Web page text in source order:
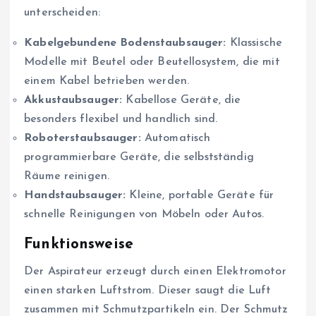
unterscheiden:
Kabelgebundene Bodenstaubsauger: Klassische
Modelle mit Beutel oder Beutellosystem, die mit
einem Kabel betrieben werden.
Akkustaubsauger: Kabellose Geräte, die
besonders flexibel und handlich sind.
Roboterstaubsauger: Automatisch
programmierbare Geräte, die selbstständig
Räume reinigen.
Handstaubsauger: Kleine, portable Geräte für
schnelle Reinigungen von Möbeln oder Autos.
Funktionsweise
Der Aspirateur erzeugt durch einen Elektromotor
einen starken Luftstrom. Dieser saugt die Luft
zusammen mit Schmutzpartikeln ein. Der Schmutz